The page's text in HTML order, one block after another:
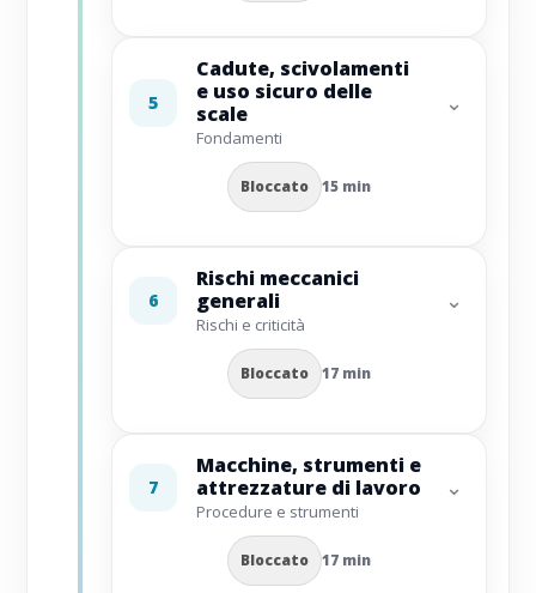
5
Cadute, scivolamenti
e uso sicuro delle
scale
Fondamenti
Bloccato 15 min
⌄
6
Rischi meccanici
generali
Rischi e criticità
Bloccato 17 min
⌄
7
Macchine, strumenti e
attrezzature di lavoro
Procedure e strumenti
Bloccato 17 min
⌄